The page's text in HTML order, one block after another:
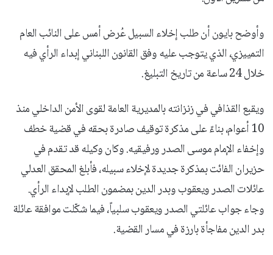
وأوضح بايون أن طلب إخلاء السبيل عُرض أمس على النائب العام
التمييزي، الذي يتوجب عليه وفق القانون اللبناني إبداء الرأي فيه
خلال 24 ساعة من تاريخ التبليغ.
ويقبع القذافي في زنزانته بالمديرية العامة لقوى الأمن الداخلي منذ
10 أعوام، بناءً على مذكرة توقيف صادرة بحقه في قضية خطف
وإخفاء الإمام موسى الصدر ورفيقيه. وكان وكيله قد تقدم في
حزيران الفائت بمذكرة جديدة لإخلاء سبيله، فأبلغ المحقق العدلي
عائلات الصدر ويعقوب وبدر الدين بمضمون الطلب لإبداء الرأي.
وجاء جواب عائلتي الصدر ويعقوب سلبياً، فيما شكّلت موافقة عائلة
بدر الدين مفاجأة بارزة في مسار القضية.